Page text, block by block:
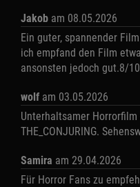
Jakob am 08.05.2026
Ein guter, spannender
ich empfand den Film
ansonsten jedoch gut.8/
wolf am 03.05.2026
Unterhaltsamer
THE_CONJURING.
Samira am 29.04.2026
Für Horror Fans zu